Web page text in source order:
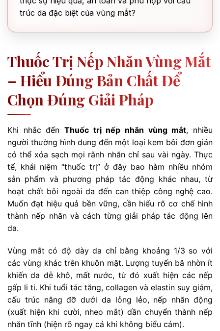
trúc da đặc biệt của vùng mắt?
Thuốc Trị Nếp Nhăn Vùng Mắt
– Hiểu Đúng Bản Chất Để
Chọn Đúng Giải Pháp
Khi nhắc đến Thuốc trị nếp nhăn vùng mắt, nhiều
người thường hình dung đến một loại kem bôi đơn giản
có thể xóa sạch mọi rãnh nhăn chỉ sau vài ngày. Thực
tế, khái niệm “thuốc trị” ở đây bao hàm nhiều nhóm
sản phẩm và phương pháp tác động khác nhau, từ
hoạt chất bôi ngoài da đến can thiệp công nghệ cao.
Muốn đạt hiệu quả bền vững, cần hiểu rõ cơ chế hình
thành nếp nhăn và cách từng giải pháp tác động lên
da.
Vùng mắt có độ dày da chỉ bằng khoảng 1/3 so với
các vùng khác trên khuôn mặt. Lượng tuyến bã nhờn ít
khiến da dễ khô, mất nước, từ đó xuất hiện các nếp
gấp li ti. Khi tuổi tác tăng, collagen và elastin suy giảm,
cấu trúc nâng đỡ dưới da lỏng lẻo, nếp nhăn động
(xuất hiện khi cười, nheo mắt) dần chuyển thành nếp
nhăn tĩnh (hiện rõ ngay cả khi không biểu cảm).